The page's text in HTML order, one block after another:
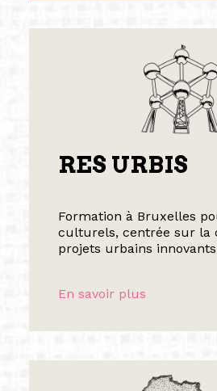
RES URBIS
Formation à Bruxelles
culturels, centrée sur la
projets urbains
En savoir plus